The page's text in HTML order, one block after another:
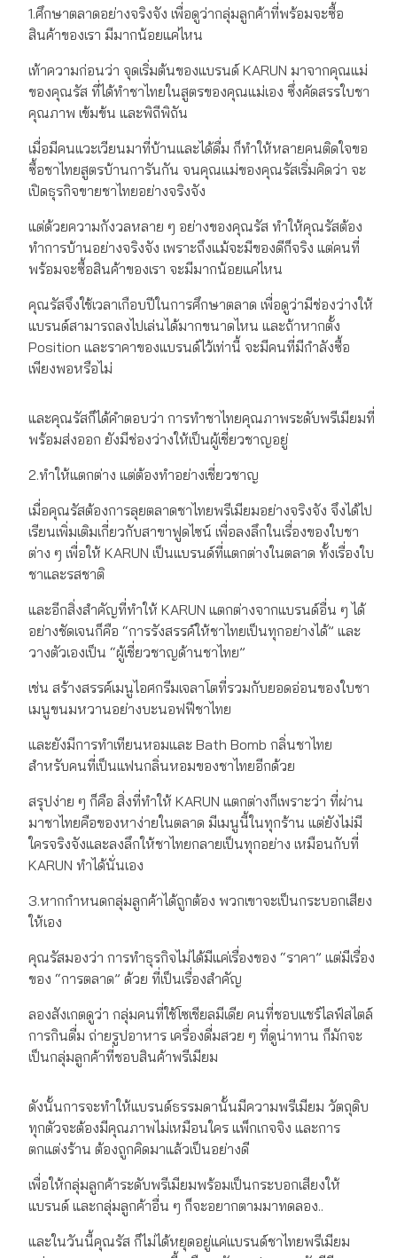
1.ศึกษาตลาดอย่างจริงจัง เพื่อดูว่ากลุ่มลูกค้าที่พร้อมจะซื้อ
สินค้าของเรา มีมากน้อยแค่ไหน
เท้าความก่อนว่า จุดเริ่มต้นของแบรนด์ KARUN มาจากคุณแม่
ของคุณรัส ที่ได้ทำชาไทยในสูตรของคุณแม่เอง ซึ่งคัดสรรใบชา
คุณภาพ เข้มข้น และพิถีพิถัน
เมื่อมีคนแวะเวียนมาที่บ้านและได้ดื่ม ก็ทำให้หลายคนติดใจขอ
ซื้อชาไทยสูตรบ้านการันกัน จนคุณแม่ของคุณรัสเริ่มคิดว่า จะ
เปิดธุรกิจขายชาไทยอย่างจริงจัง
แต่ด้วยความกังวลหลาย ๆ อย่างของคุณรัส ทำให้คุณรัสต้อง
ทำการบ้านอย่างจริงจัง เพราะถึงแม้จะมีของดีก็จริง แต่คนที่
พร้อมจะซื้อสินค้าของเรา จะมีมากน้อยแค่ไหน
คุณรัสจึงใช้เวลาเกือบปีในการศึกษาตลาด เพื่อดูว่ามีช่องว่างให้
แบรนด์สามารถลงไปเล่นได้มากขนาดไหน และถ้าหากตั้ง
Position และราคาของแบรนด์ไว้เท่านี้ จะมีคนที่มีกำลังซื้อ
เพียงพอหรือไม่
และคุณรัสก็ได้คำตอบว่า การทำชาไทยคุณภาพระดับพรีเมียมที่
พร้อมส่งออก ยังมีช่องว่างให้เป็นผู้เชี่ยวชาญอยู่
2.ทำให้แตกต่าง แต่ต้องทำอย่างเชี่ยวชาญ
เมื่อคุณรัสต้องการลุยตลาดชาไทยพรีเมียมอย่างจริงจัง จึงได้ไป
เรียนเพิ่มเติมเกี่ยวกับสาขาฟูดไซน์ เพื่อลงลึกในเรื่องของใบชา
ต่าง ๆ เพื่อให้ KARUN เป็นแบรนด์ที่แตกต่างในตลาด ทั้งเรื่องใบ
ชาและรสชาติ
และอีกสิ่งสำคัญที่ทำให้ KARUN แตกต่างจากแบรนด์อื่น ๆ ได้
อย่างชัดเจนก็คือ “การรังสรรค์ให้ชาไทยเป็นทุกอย่างได้” และ
วางตัวเองเป็น “ผู้เชี่ยวชาญด้านชาไทย”
เช่น สร้างสรรค์เมนูไอศกรีมเจลาโตที่รวมกับยอดอ่อนของใบชา
เมนูขนมหวานอย่างบะนอฟฟีชาไทย
และยังมีการทำเทียนหอมและ Bath Bomb กลิ่นชาไทย
สำหรับคนที่เป็นแฟนกลิ่นหอมของชาไทยอีกด้วย
สรุปง่าย ๆ ก็คือ สิ่งที่ทำให้ KARUN แตกต่างก็เพราะว่า ที่ผ่าน
มาชาไทยคือของหาง่ายในตลาด มีเมนูนี้ในทุกร้าน แต่ยังไม่มี
ใครจริงจังและลงลึกให้ชาไทยกลายเป็นทุกอย่าง เหมือนกับที่
KARUN ทำได้นั่นเอง
3.หากกำหนดกลุ่มลูกค้าได้ถูกต้อง พวกเขาจะเป็นกระบอกเสียง
ให้เอง
คุณรัสมองว่า การทำธุรกิจไม่ได้มีแค่เรื่องของ “ราคา” แต่มีเรื่อง
ของ “การตลาด” ด้วย ที่เป็นเรื่องสำคัญ
ลองสังเกตดูว่า กลุ่มคนที่ใช้โซเชียลมีเดีย คนที่ชอบแชร์ไลฟ์สไตล์
การกินดื่ม ถ่ายรูปอาหาร เครื่องดื่มสวย ๆ ที่ดูน่าทาน ก็มักจะ
เป็นกลุ่มลูกค้าที่ชอบสินค้าพรีเมียม
ดังนั้นการจะทำให้แบรนด์ธรรมดานั้นมีความพรีเมียม วัตถุดิบ
ทุกตัวจะต้องมีคุณภาพไม่เหมือนใคร แพ็กเกจจิง และการ
ตกแต่งร้าน ต้องถูกคิดมาแล้วเป็นอย่างดี
เพื่อให้กลุ่มลูกค้าระดับพรีเมียมพร้อมเป็นกระบอกเสียงให้
แบรนด์ และกลุ่มลูกค้าอื่น ๆ ก็จะอยากตามมาทดลอง..
และในวันนี้คุณรัส ก็ไม่ได้หยุดอยู่แค่แบรนด์ชาไทยพรีเมียม